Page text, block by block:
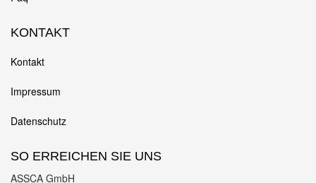
KONTAKT
Kontakt
Impressum
Datenschutz
SO ERREICHEN SIE UNS
ASSCA GmbH